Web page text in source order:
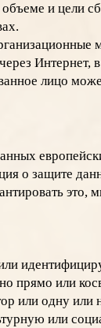
и цели
лицо
о защите
или
или одну или
или